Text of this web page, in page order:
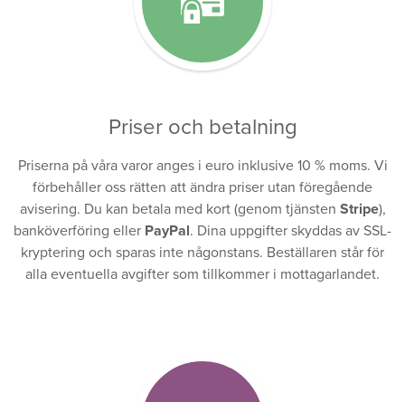
Priser och betalning
Priserna på våra varor anges i euro inklusive 10 % moms. Vi
förbehåller oss rätten att ändra priser utan föregående
avisering. Du kan betala med kort (genom tjänsten Stripe),
banköverföring eller PayPal. Dina uppgifter skyddas av SSL-
kryptering och sparas inte någonstans. Beställaren står för
alla eventuella avgifter som tillkommer i mottagarlandet.